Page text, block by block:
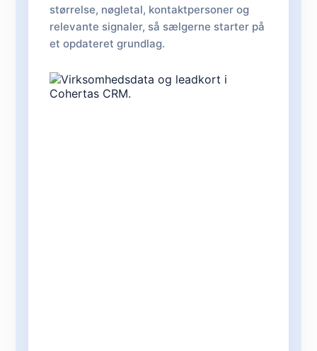
størrelse, nøgletal, kontaktpersoner og
relevante signaler, så sælgerne starter på
et opdateret grundlag.